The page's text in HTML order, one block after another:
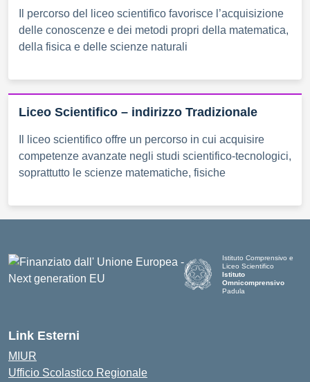
Il percorso del liceo scientifico favorisce l’acquisizione
delle conoscenze e dei metodi propri della matematica,
della fisica e delle scienze naturali
Liceo Scientifico – indirizzo Tradizionale
Il liceo scientifico offre un percorso in cui acquisire
competenze avanzate negli studi scientifico-tecnologici,
soprattutto le scienze matematiche, fisiche
Istituto Comprensivo e
Liceo Scientifico
Istituto
Omnicomprensivo
Padula
Link Esterni
MIUR
Ufficio Scolastico Regionale